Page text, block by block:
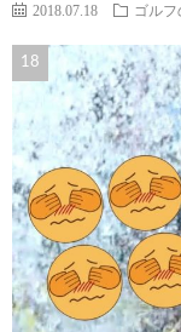
2018.07.18 ゴルフ